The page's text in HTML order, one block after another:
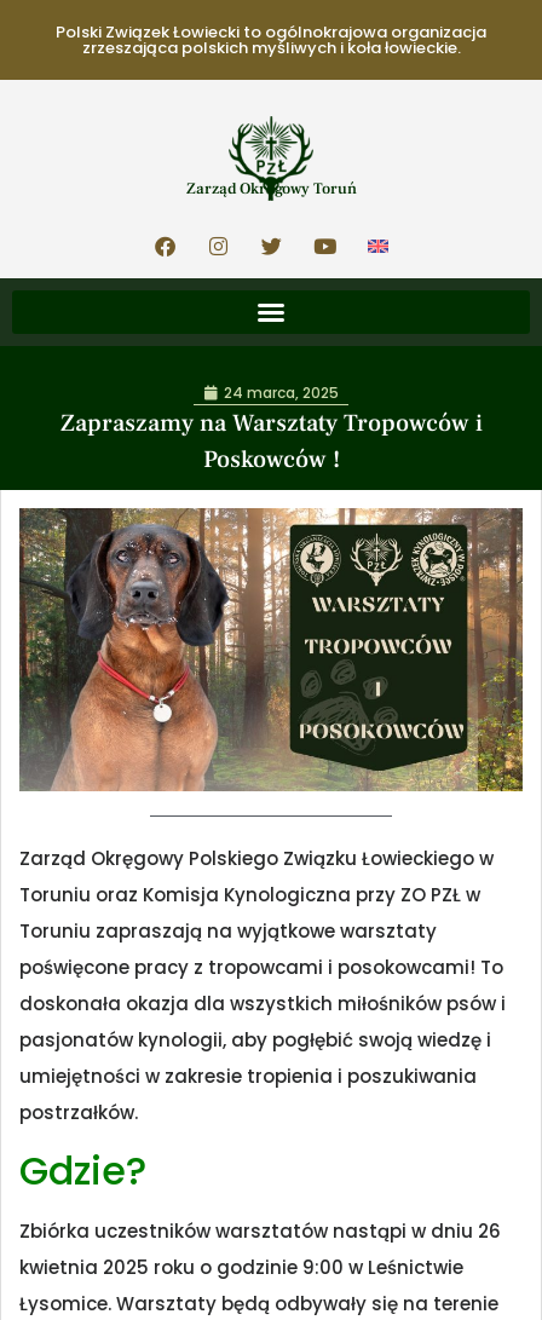
Polski Związek Łowiecki to ogólnokrajowa organizacja
zrzeszająca polskich myśliwych i koła łowieckie.
Zarząd Okręgowy Toruń
Zapraszamy na Warsztaty Tropowców i
Poskowców !
24 marca, 2025
Zarząd Okręgowy Polskiego Związku Łowieckiego w
Toruniu oraz Komisja Kynologiczna przy ZO PZŁ w
Toruniu zapraszają na wyjątkowe warsztaty
poświęcone pracy z tropowcami i posokowcami! To
doskonała okazja dla wszystkich miłośników psów i
pasjonatów kynologii, aby pogłębić swoją wiedzę i
umiejętności w zakresie tropienia i poszukiwania
postrzałków.
Gdzie?
Zbiórka uczestników warsztatów nastąpi w dniu 26
kwietnia 2025 roku o godzinie 9:00 w Leśnictwie
Łysomice. Warsztaty będą odbywały się na terenie